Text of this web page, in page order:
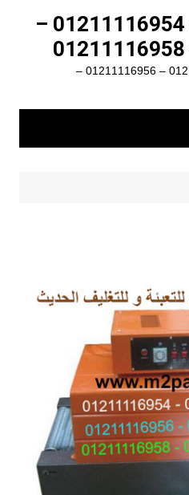
مكن تعبئة وتغليف 01211116954 –
ماكينات تعبئة وتغليف 01211116954 – 01211116956 –